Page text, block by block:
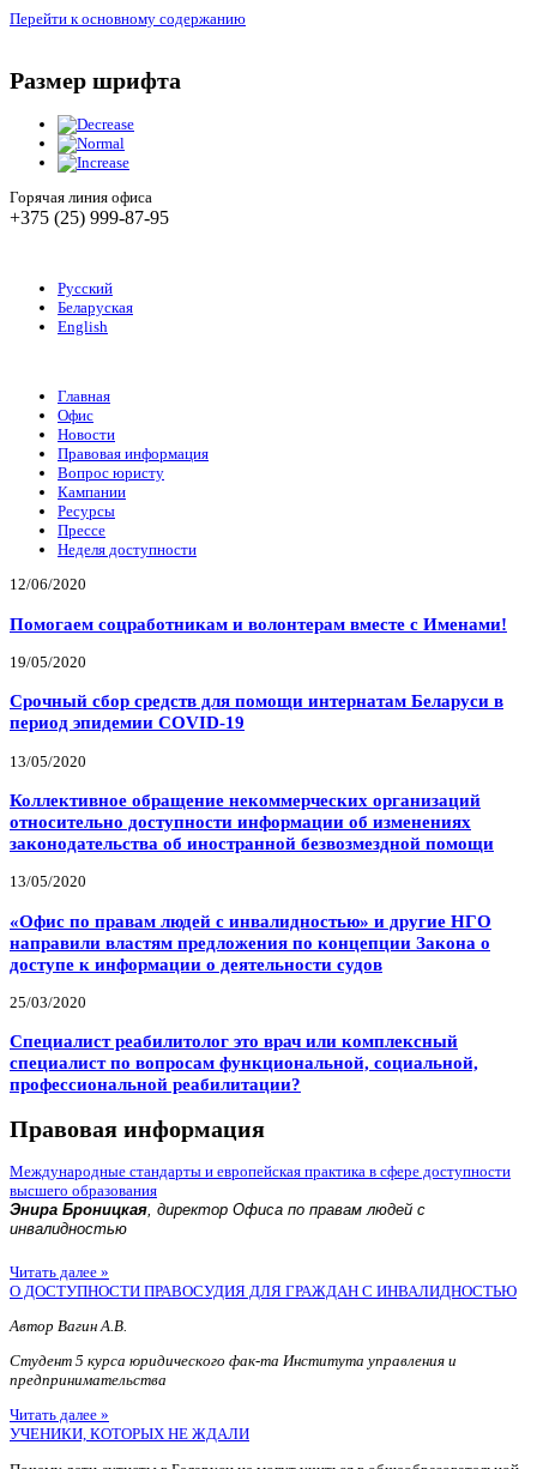
Перейти к основному содержанию
Размер шрифта
Горячая линия офиса
+375 (25) 999-87-95
Русский
Беларуская
English
Главная
Офис
Новости
Правовая информация
Вопрос юристу
Кампании
Ресурсы
Прессе
Неделя доступности
12/06/2020
Помогаем соцработникам и волонтерам вместе с Именами!
19/05/2020
Срочный сбор средств для помощи интернатам Беларуси в
период эпидемии COVID-19
13/05/2020
Коллективное обращение некоммерческих организаций
относительно доступности информации об изменениях
законодательства об иностранной безвозмездной помощи
13/05/2020
«Офис по правам людей с инвалидностью» и другие НГО
направили властям предложения по концепции Закона о
доступе к информации о деятельности судов
25/03/2020
Специалист реабилитолог это врач или комплексный
специалист по вопросам функциональной, социальной,
профессиональной реабилитации?
Правовая информация
Международные стандарты и европейская практика в сфере доступности
высшего образования
Энира Броницкая, директор Офиса по правам людей с
инвалидностью
Читать далее »
О ДОСТУПНОСТИ ПРАВОСУДИЯ ДЛЯ ГРАЖДАН С ИНВАЛИДНОСТЬЮ
Автор Вагин А.В.
Студент 5 курса юридического фак-та Института управления и
предпринимательства
Читать далее »
УЧЕНИКИ, КОТОРЫХ НЕ ЖДАЛИ